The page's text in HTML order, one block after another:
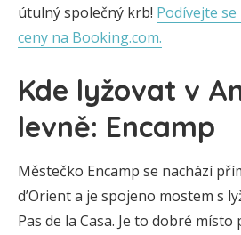
útulný společný krb! Podívejte
ceny na Booking.com.
Kde lyžovat v
levně: Encamp
Městečko Encamp se nachází
d’Orient a je spojeno mostem s
Pas de la Casa. Je to dobré